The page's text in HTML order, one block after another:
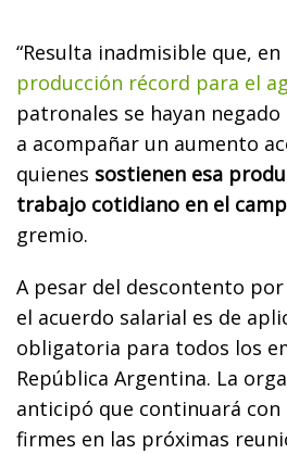
“Resulta inadmisible que, en
producción récord para el
patronales se hayan
a acompañar un aumento
quienes sostienen esa
trabajo cotidiano en el
gremio.
A pesar del descontento
el acuerdo salarial es de
obligatoria para todos los
República Argentina. La
anticipó que continuará con
firmes en las próximas